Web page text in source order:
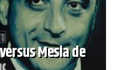
Mesia de